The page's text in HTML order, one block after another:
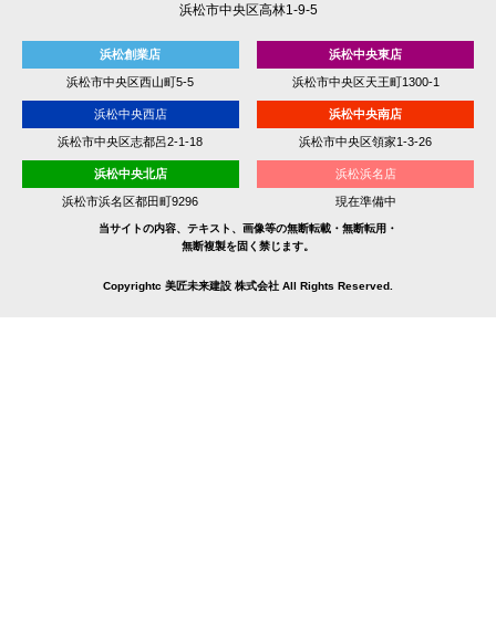
浜松市中央区高林1-9-5
浜松創業店
浜松市中央区西山町5-5
浜松中央東店
浜松市中央区天王町1300-1
浜松中央西店
浜松市中央区志都呂2-1-18
浜松中央南店
浜松市中央区領家1-3-26
浜松中央北店
浜松市浜名区都田町9296
浜松浜名店
現在準備中
当サイトの内容、テキスト、画像等の無断転載・無断転用・
無断複製を固く禁じます。
Copyrightc 美匠未来建設 株式会社 All Rights Reserved.